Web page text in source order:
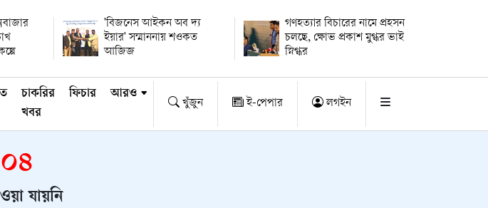
'বিজনেস আইকন অব দ্য
ইয়ার' সম্মাননায় শওকত
আজিজ
গণহত্যার বিচারের নামে প্রহসন
চলছে, ক্ষোভ প্রকাশ মুগ্ধর ভাই
স্নিগ্ধর
চাকরির
খবর
ফিচার আরও
খুঁজুন ই-পেপার লগইন
যায়নি